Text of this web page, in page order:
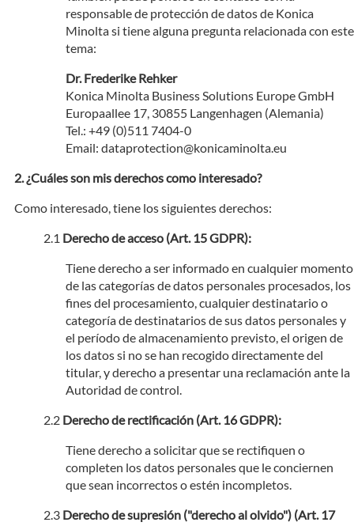
responsable de protección de datos de Konica
Minolta si tiene alguna pregunta relacionada con este
tema:
Dr. Frederike Rehker
Konica Minolta Business Solutions Europe GmbH
Europaallee 17, 30855 Langenhagen (Alemania)
Tel.: +49 (0)511 7404-0
Email: dataprotection@konicaminolta.eu
¿Cuáles son mis derechos como interesado?
Como interesado, tiene los siguientes derechos:
Derecho de acceso (Art. 15 GDPR):
Tiene derecho a ser informado en cualquier momento
de las categorías de datos personales procesados, los
fines del procesamiento, cualquier destinatario o
categoría de destinatarios de sus datos personales y
el período de almacenamiento previsto, el origen de
los datos si no se han recogido directamente del
titular, y derecho a presentar una reclamación ante la
Autoridad de control.
Derecho de rectificación (Art. 16 GDPR):
Tiene derecho a solicitar que se rectifiquen o
completen los datos personales que le conciernen
que sean incorrectos o estén incompletos.
Derecho de supresión ("derecho al olvido") (Art. 17